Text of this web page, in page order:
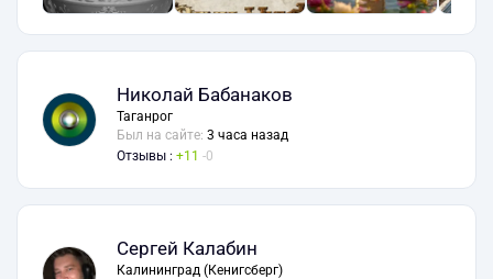
Николай Бабанаков
Таганрог
Был на сайте: 3 часа назад
Отзывы :
11 0
Сергей Калабин
Калининград (Кенигсберг)